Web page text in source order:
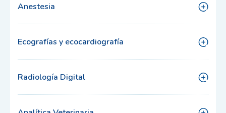
Anestesia
Ecografías y ecocardiografía
Radiología Digital